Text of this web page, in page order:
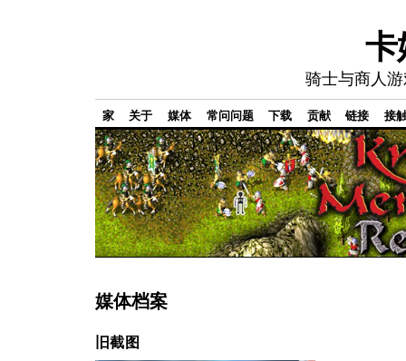
骑士与商人
家 关于 媒体 常问问题 下载 贡献 链接 接
媒体档案
旧截图